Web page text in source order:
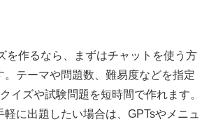
を作るなら、まずはチャットを使う方
。テーマや問題数、難易度などを指定
イズや試験問題を短時間で作れます。
に出題したい場合は、GPTsやメニュ